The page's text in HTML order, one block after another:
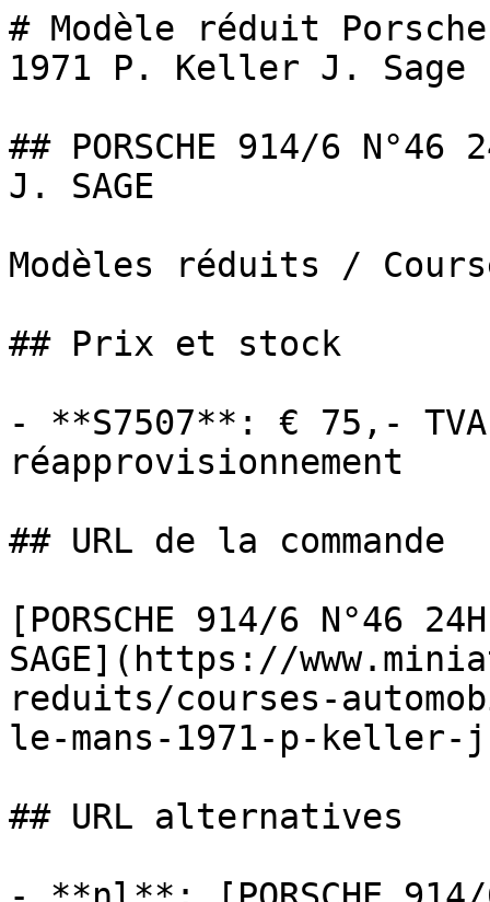
# Modèle réduit
1971 P. Keller J. Sage
## PORSCHE 914/6 N°46
J. SAGE
Modèles réduits /
## Prix et stock
- **S7507**: € 75,-
réapprovisionnement
## URL de la commande
[PORSCHE 914/6 N°46
SAGE](https://
reduits/courses-
le-mans-1971-p-keller-
## URL alternatives